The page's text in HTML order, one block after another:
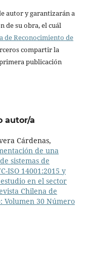
autor y garantizarán a
de su obra, el cuál
de Reconocimiento de
compartir la
publicación
autor/a
Cárdenas,
de una
sistemas de
ISO 14001:2015 y
estudio en el sector
Chilena de
Volumen 30 Número